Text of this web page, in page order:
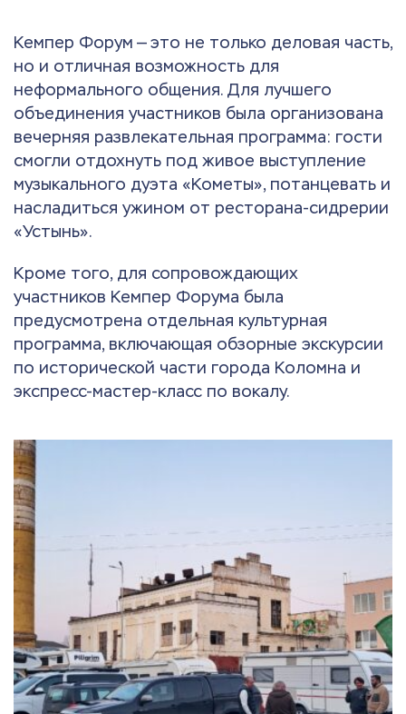
Кемпер Форум — это не только деловая часть,
но и отличная возможность для
неформального общения. Для лучшего
объединения участников была организована
вечерняя развлекательная программа: гости
смогли отдохнуть под живое выступление
музыкального дуэта «Кометы», потанцевать и
насладиться ужином от ресторана-сидрерии
«Устынь».
Кроме того, для сопровождающих
участников Кемпер Форума была
предусмотрена отдельная культурная
программа, включающая обзорные экскурсии
по исторической части города Коломна и
экспресс-мастер-класс по вокалу.